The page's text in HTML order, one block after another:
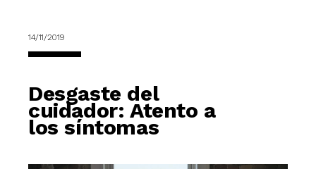
14/11/2019
Desgaste del
cuidador: Atento a
los síntomas